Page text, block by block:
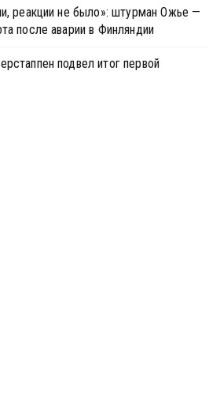
реакции не было»: штурман Ожье —
после аварии в Финляндии
подвел итог первой